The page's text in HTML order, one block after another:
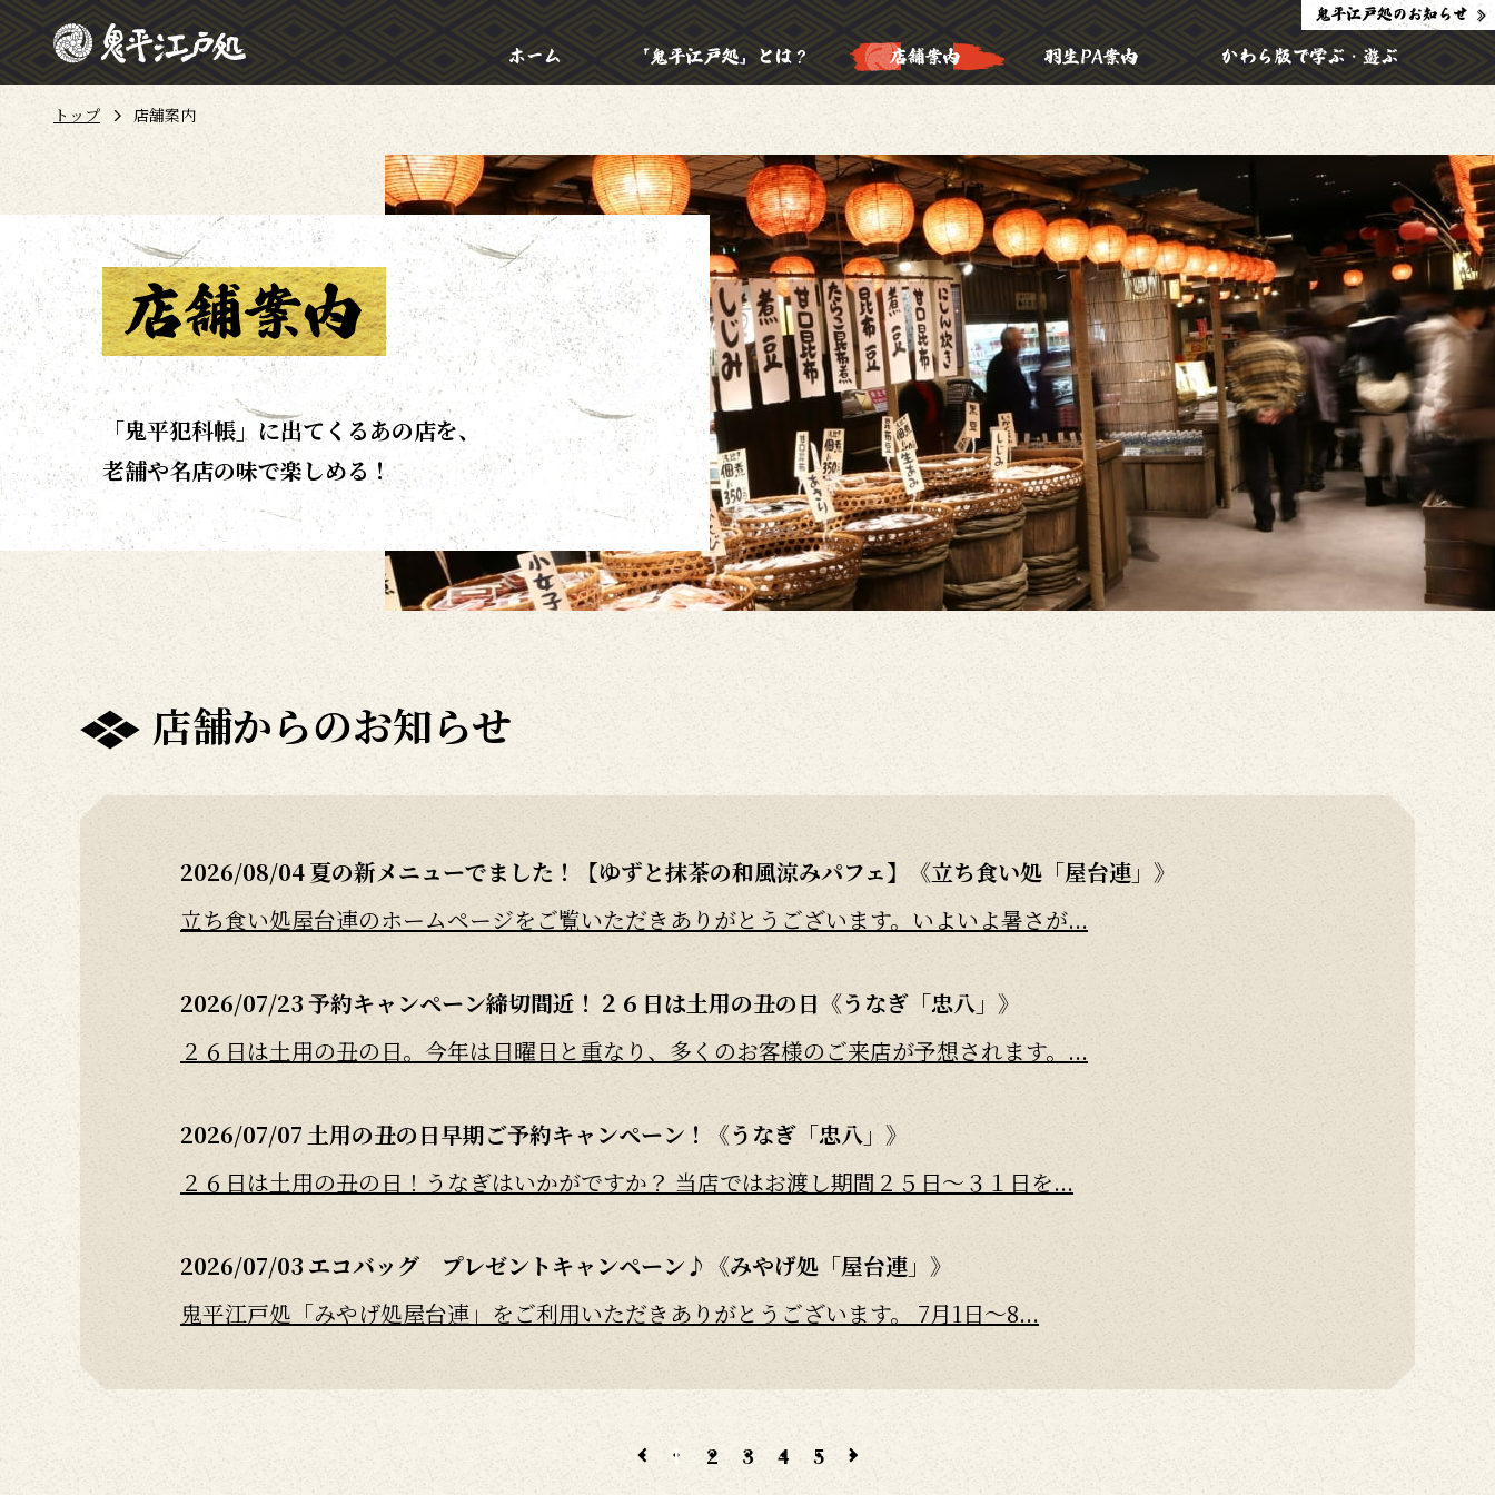
トップ 店舗案内
「鬼平犯科帳」に出てくるあの店を、
老舗や名店の味で楽しめる！
店舗からのお知らせ
2026/08/04夏の新メニューでました！【ゆずと抹茶の和風涼みパフェ】《立ち食い処「屋台連」》
立ち食い処屋台連のホームページをご覧いただきありがとうございます。いよいよ暑さが...
2026/07/23予約キャンペーン締切間近！２６日は土用の丑の日《うなぎ「忠八」》
２６日は土用の丑の日。今年は日曜日と重なり、多くのお客様のご来店が予想されます。...
2026/07/07 土用の丑の日早期ご予約キャンペーン！《うなぎ「忠八」》
２６日は土用の丑の日！うなぎはいかがですか？ 当店ではお渡し期間２５日～３１日を...
2026/07/03 エコバッグ プレゼントキャンペーン♪《みやげ処「屋台連」》
鬼平江戸処「みやげ処屋台連」をご利用いただきありがとうございます。 7月1日～8...
2026/06/25絶賛販売中！ 冷凍駅弁おにぎり《みやげ処「屋台連」》
鬼平江戸処「みやげ処屋台連」をご利用いただきありがとうございます。 ちょっと珍し...
1 2 3 4 5